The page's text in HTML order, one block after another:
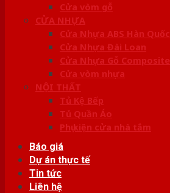
Cửa vòm gỗ
CỬA NHỰA
Cửa Nhựa ABS Hàn Quốc
Cửa Nhựa Đài Loan
Cửa Nhựa Gỗ Composite
Cửa vòm nhựa
NỘI THẤT
Tủ Kệ Bếp
Tủ Quần Áo
Phụ kiện cửa nhà tắm
Báo giá
Dự án thực tế
Tin tức
Liên hệ